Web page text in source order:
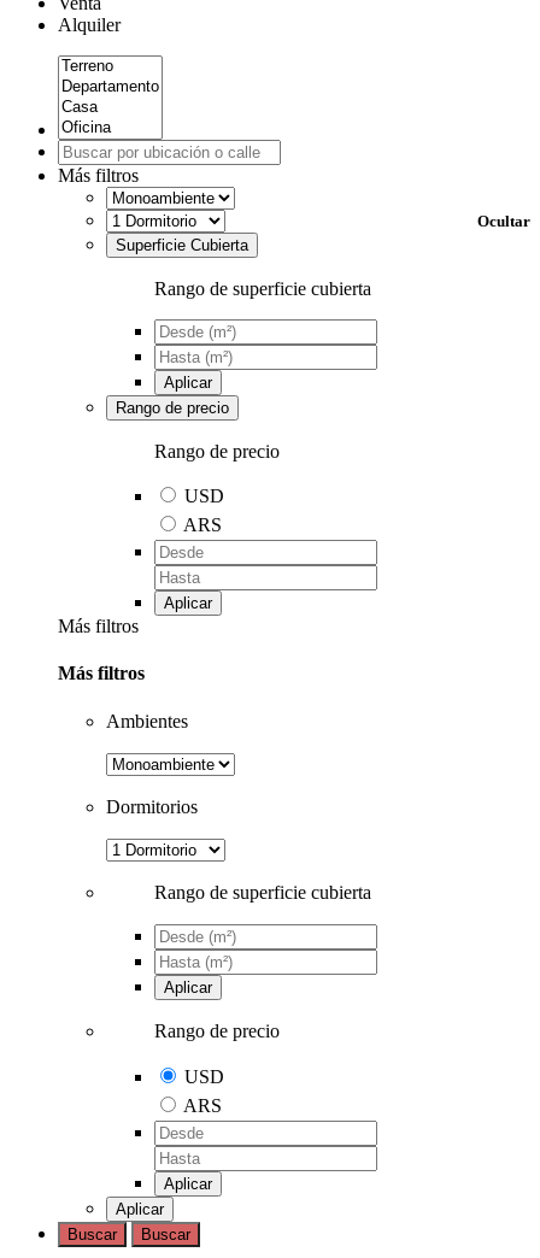
Alquiler
Más filtros
Superficie Cubierta
Rango de superficie cubierta
Aplicar
Rango de precio
Rango de precio
USD
ARS
Aplicar
Ocultar
Más filtros
Más filtros
Ambientes
Dormitorios
Rango de superficie cubierta
Aplicar
Rango de precio
USD
ARS
Aplicar
Aplicar
Buscar
Buscar